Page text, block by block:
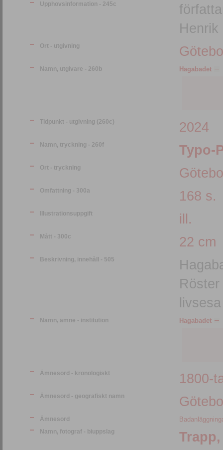
Upphovsinformation - 245c
Ort - utgivning
Namn, utgivare - 260b Hagabadet
Tidpunkt - utgivning (260c) 2024
Namn, tryckning - 260f Typo-
Ort - tryckning
Omfattning - 300a 168 s.
Illustrationsuppgift ill.
Mått - 300c 22 cm
Beskrivning, innehåll - 505
livsesa
Namn, ämne - institution Hagabadet
Ämnesord - kronologiskt 1800-
Ämnesord - geografiskt namn
Ämnesord
Namn, fotograf - biuppslag